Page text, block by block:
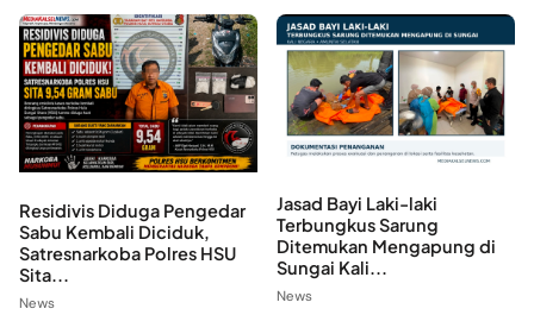
Residivis Diduga Pengedar
Sabu Kembali Diciduk,
Satresnarkoba Polres HSU
Sita...
News
Jasad Bayi Laki-laki
Terbungkus Sarung
Ditemukan Mengapung di
Sungai Kali...
News